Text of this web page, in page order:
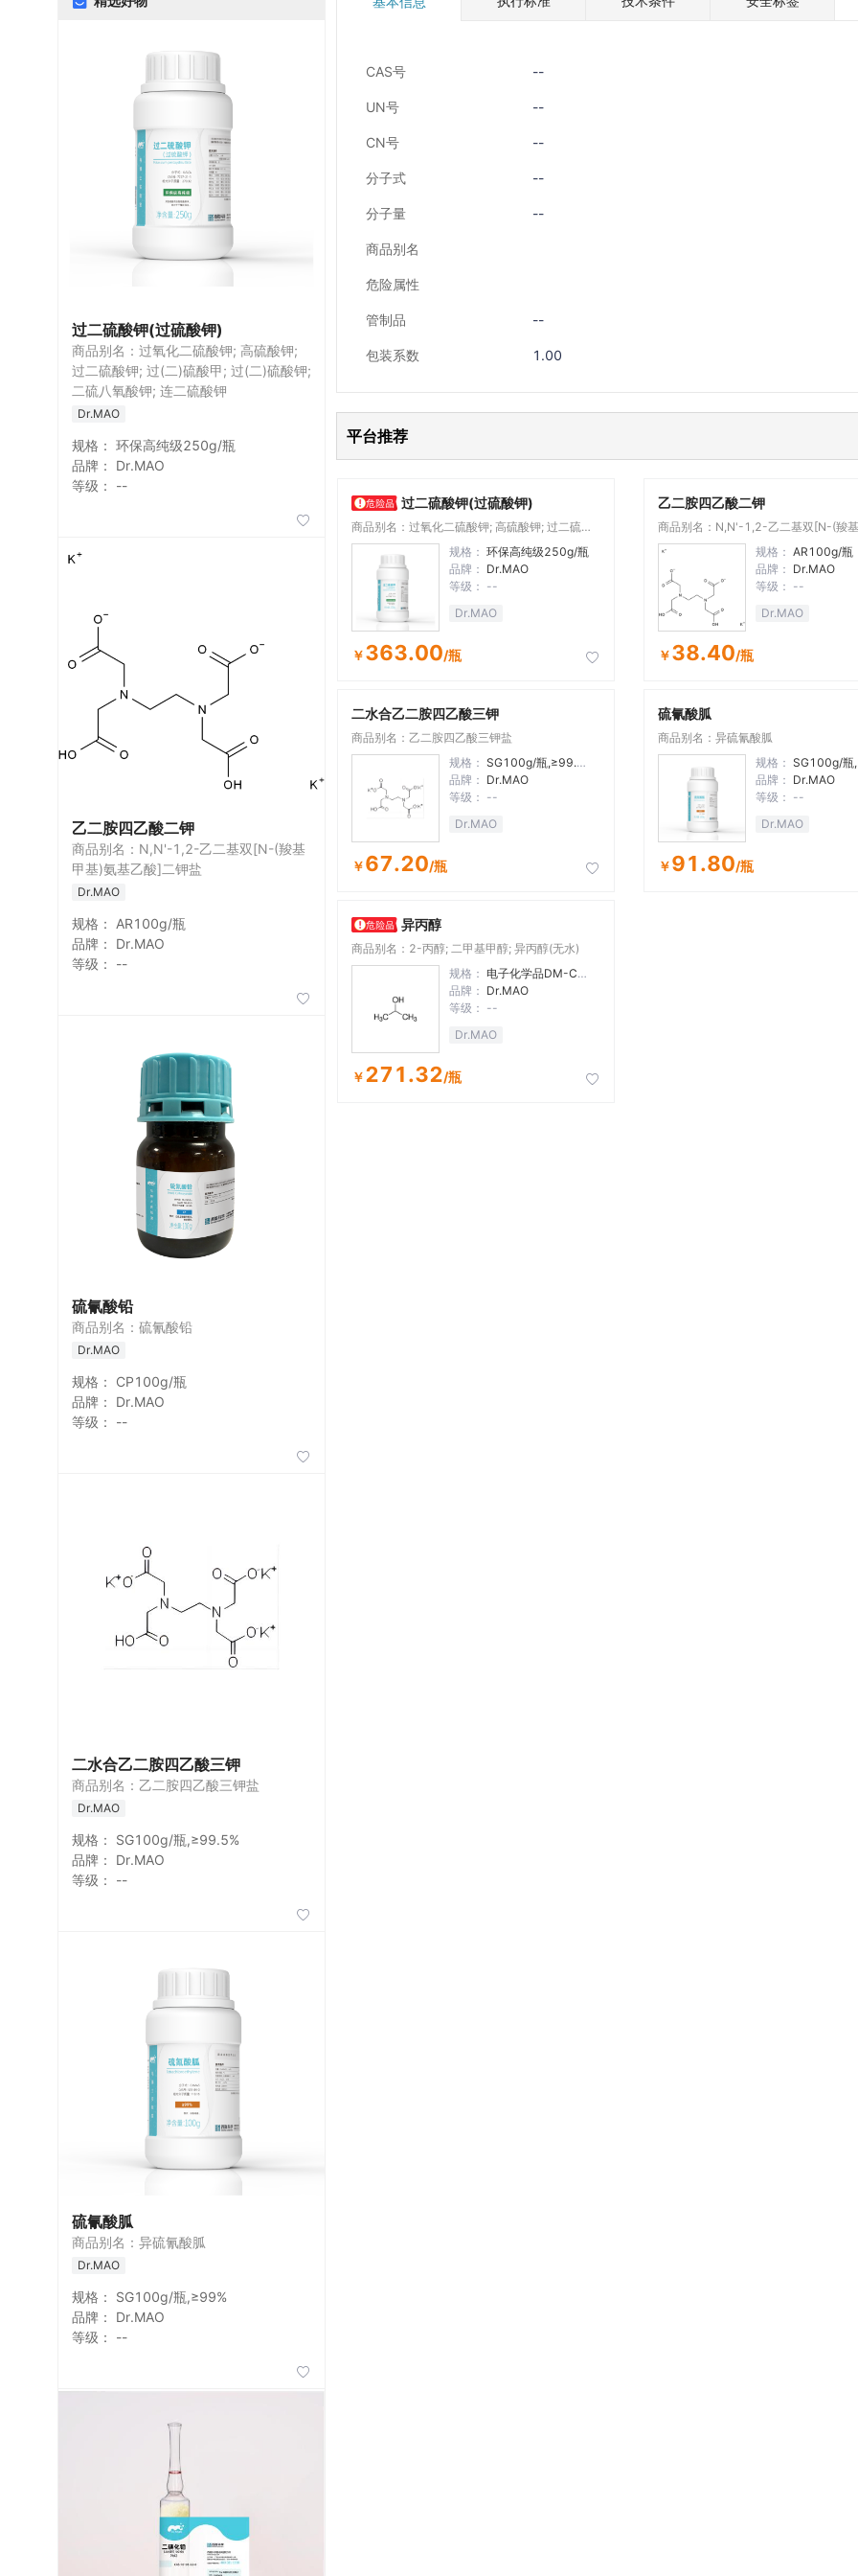
过二硫酸钾(过硫酸钾)
商品别名：过氧化二硫酸钾; 高硫酸钾;
过二硫酸钾; 过(二)硫酸甲; 过(二)硫酸钾;
二硫八氧酸钾; 连二硫酸钾
Dr.MAO
规格： 环保高纯级250g/瓶
品牌：
Dr.MAO
等级：
--

乙二胺四乙酸二钾
商品别名：N,N'-1,2-乙二基双[N-(羧基
甲基)氨基乙酸]二钾盐
Dr.MAO
规格：
AR100g/瓶
品牌：
Dr.MAO
等级：
--

硫氰酸铅
商品别名：硫氰酸铅
Dr.MAO
规格：
CP100g/瓶
品牌：
Dr.MAO
等级：
--

二水合乙二胺四乙酸三钾
商品别名：乙二胺四乙酸三钾盐
Dr.MAO
规格：
SG100g/瓶,≥99.5%
品牌：
Dr.MAO
等级：
--

硫氰酸胍
商品别名：异硫氰酸胍
Dr.MAO
规格：
SG100g/瓶,≥99%
品牌：
Dr.MAO
等级：
--

CAS号 --
UN号 --
CN号 --
分子式 --
分子量 --
商品别名
危险属性
管制品 --
包装系数 1.00
平台推荐
过二硫酸钾(过硫酸钾)
商品别名：过氧化二硫酸钾; 高硫酸钾; 过二硫酸
钾; 过(二)硫酸甲; 过(二)硫酸钾; 二硫八氧酸钾; 连
规格： 环保高纯级250g/瓶
品牌： Dr.MAO
等级： --
Dr.MAO
￥363.00/瓶 
乙二胺四乙酸二钾
商品别名：N,N'-1,2-乙二基双[N-(羧
基乙酸]二钾盐
规格： AR100g/瓶
品牌： Dr.MAO
等级： --
Dr.MAO
￥38.40/瓶
二水合乙二胺四乙酸三钾
商品别名：乙二胺四乙酸三钾盐
规格： SG100g/瓶,≥99.5%
品牌： Dr.MAO
等级： --
Dr.MAO
￥67.20/瓶 
硫氰酸胍
商品别名：异硫氰酸胍
规格： SG100g/瓶
品牌： Dr.MAO
等级： --
Dr.MAO
￥91.80/瓶
异丙醇
商品别名：2-丙醇; 二甲基甲醇; 异丙醇(无水)
规格： 电子化学品DM-C7 4L/瓶
品牌： Dr.MAO
等级： --
Dr.MAO
￥271.32/瓶 